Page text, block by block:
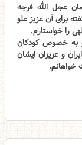
عجل الله فرجه
برای آن عزیز علو
را خواستارم.
به خصوص کودکان
و عزیزان ایشان
خواهانم.